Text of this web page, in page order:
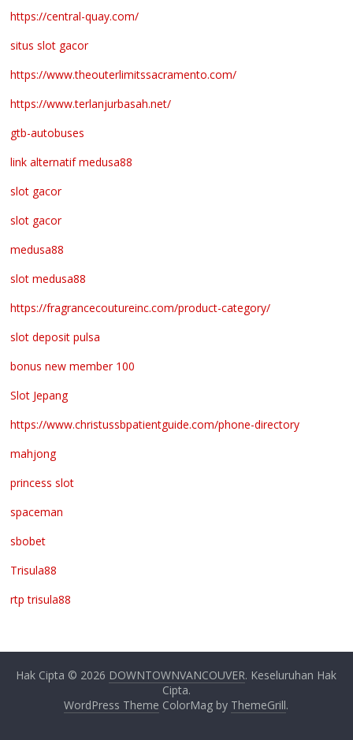
https://central-quay.com/
situs slot gacor
https://www.theouterlimitssacramento.com/
https://www.terlanjurbasah.net/
gtb-autobuses
link alternatif medusa88
slot gacor
slot gacor
medusa88
slot medusa88
https://fragrancecoutureinc.com/product-category/
slot deposit pulsa
bonus new member 100
Slot Jepang
https://www.christussbpatientguide.com/phone-directory
mahjong
princess slot
spaceman
sbobet
Trisula88
rtp trisula88
Hak Cipta © 2026 DOWNTOWNVANCOUVER. Keseluruhan Hak
Cipta.
WordPress Theme ColorMag by ThemeGrill.